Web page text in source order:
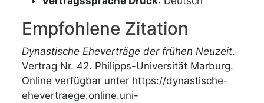
Empfohlene Zitation
Dynastische Eheverträge der frühen Neuzeit.
Vertrag Nr. 42. Philipps-Universität Marburg.
Online verfügbar unter https://dynastische-
ehevertraege.online.uni-